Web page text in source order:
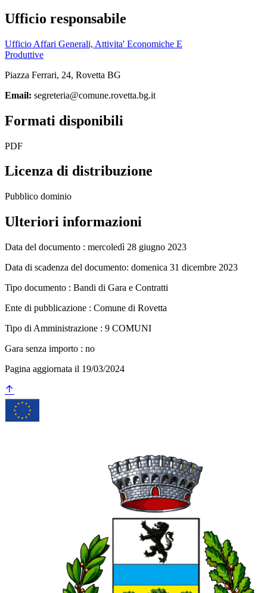
Ufficio responsabile
Ufficio Affari Generali, Attivita' Economiche E
Produttive
Piazza Ferrari, 24, Rovetta BG
Email: segreteria@comune.rovetta.bg.it
Formati disponibili
PDF
Licenza di distribuzione
Pubblico dominio
Ulteriori informazioni
Data del documento : mercoledì 28 giugno 2023
Data di scadenza del documento: domenica 31 dicembre 2023
Tipo documento : Bandi di Gara e Contratti
Ente di pubblicazione : Comune di Rovetta
Tipo di Amministrazione : 9 COMUNI
Gara senza importo : no
Pagina aggiornata il 19/03/2024